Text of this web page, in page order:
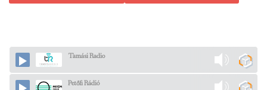
Tamási Radio
Petőfi Rádió